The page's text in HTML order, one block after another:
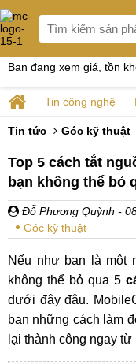
Bạn đang xem giá, tồn
Tin công nghệ
Tin tức Góc kỹ thuật
Top 5 cách tắt
bạn không thể bỏ
Đỗ Phương Quỳnh -
Góc kỹ thuật
Nếu như bạn là một
không thể bỏ qua 5
dưới đây đâu.
bạn những cách làm
lại thành công ngay